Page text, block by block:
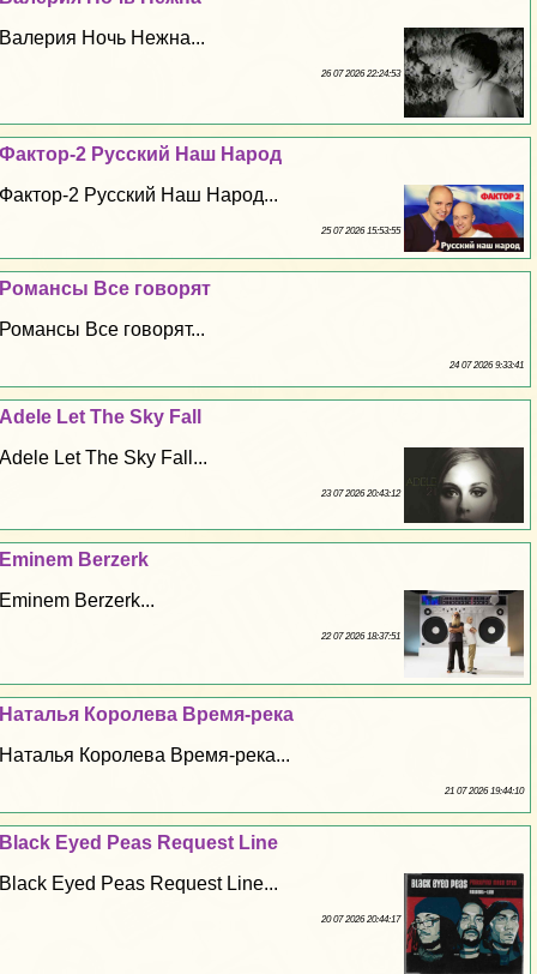
Валерия Ночь Нежна...
26 07 2026 22:24:53
Фактор-2 Русский Наш Народ
Фактор-2 Русский Наш Народ...
25 07 2026 15:53:55
Романсы Все говорят
Романсы Все говорят...
24 07 2026 9:33:41
Adele Let The Sky Fall
Adele Let The Sky Fall...
23 07 2026 20:43:12
Eminem Berzerk
Eminem Berzerk...
22 07 2026 18:37:51
Наталья Королева Время-река
Наталья Королева Время-река...
21 07 2026 19:44:10
Black Eyed Peas Request Line
Black Eyed Peas Request Line...
20 07 2026 20:44:17